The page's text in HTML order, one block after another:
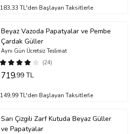
183,33 TL'den Başlayan Taksitlerle
Beyaz Vazoda Papatyalar ve Pembe
Çardak Güller
(24)
Aynı Gün Ücretsiz Teslimat
719,99 TL
149,99 TL'den Başlayan Taksitlerle
Sarı Çizgili Zarf Kutuda Beyaz Güller
ve Papatyalar